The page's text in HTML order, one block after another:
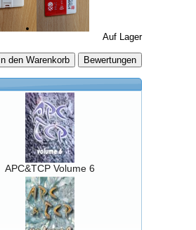
Auf Lager
In den Warenkorb
APC&TCP Volume 6